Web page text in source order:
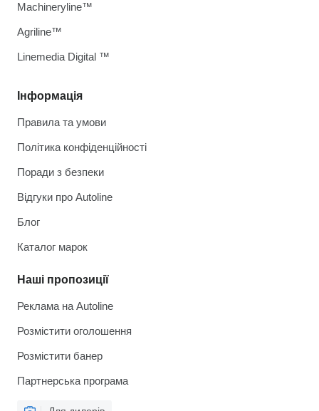
Інформація
Правила та умови
Політика конфіденційності
Поради з безпеки
Відгуки про Autoline
Блог
Каталог марок
Наші пропозиції
Реклама на Autoline
Розмістити оголошення
Розмістити банер
Партнерська програма
Machineryline™
Agriline™
Linemedia Digital ™